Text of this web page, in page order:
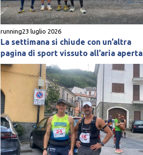
running23 luglio 2026
La settimana si chiude con un’altra
pagina di sport vissuto all’aria aperta